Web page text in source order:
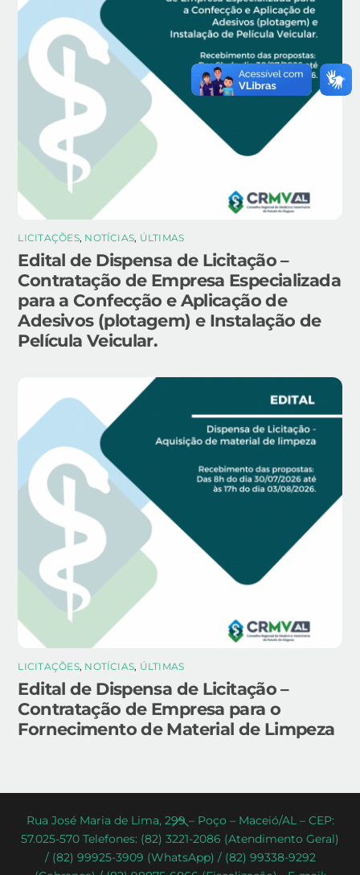
LICITAÇÕES, NOTÍCIAS, ÚLTIMAS
Edital de Dispensa de Licitação –
Contratação de Empresa Especializada
para a Confecção e Aplicação de
Adesivos (plotagem) e Instalação de
Película Veicular.
LICITAÇÕES, NOTÍCIAS, ÚLTIMAS
Edital de Dispensa de Licitação –
Contratação de Empresa para o
Fornecimento de Material de Limpeza
Back
To
Top
Rua José Maria de Lima, 299 – Poço – Maceió/AL – CEP:
57.025-570 Telefones: (82) 3221-2086 (Atendimento Geral)
/ (82) 99925-3909 (WhatsApp) / (82) 99338-9292